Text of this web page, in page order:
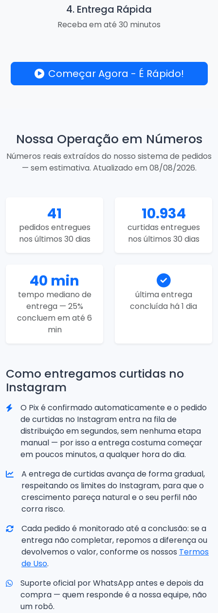
4. Entrega Rápida
Receba em até 30 minutos
Começar Agora - É Rápido!
Nossa Operação em Números
Números reais extraídos do nosso sistema de pedidos
— sem estimativa. Atualizado em 08/08/2026.
41
pedidos entregues
nos últimos 30 dias
10.934
curtidas entregues
nos últimos 30 dias
40 min
tempo mediano de
entrega — 25%
concluem em até 6
min
última entrega
concluída há 1 dia
Como entregamos curtidas no
Instagram
O Pix é confirmado automaticamente e o pedido
de curtidas no Instagram entra na fila de
distribuição em segundos, sem nenhuma etapa
manual — por isso a entrega costuma começar
em poucos minutos, a qualquer hora do dia.
A entrega de curtidas avança de forma gradual,
respeitando os limites do Instagram, para que o
crescimento pareça natural e o seu perfil não
corra risco.
Cada pedido é monitorado até a conclusão: se a
entrega não completar, repomos a diferença ou
devolvemos o valor, conforme os nossos Termos
de Uso.
Suporte oficial por WhatsApp antes e depois da
compra — quem responde é a nossa equipe, não
um robô.